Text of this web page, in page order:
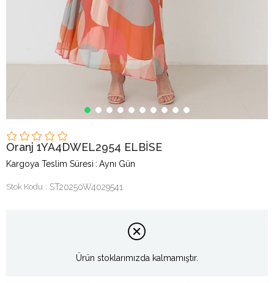
Oranj 1YA4DWEL2954 ELBİSE
Kargoya Teslim Süresi : Aynı Gün
Stok Kodu ST20250W4029541
Ürün stoklarımızda kalmamıştır.